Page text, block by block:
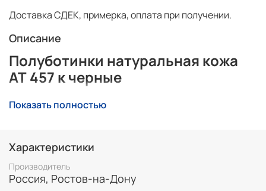
Доставка СДЕК, примерка, оплата при получении.
Описание
Полуботинки натуральная кожа
AT 457 к черные
Универсальные модели из натуральной кожи
прекрасно подходят практически для любой погоды.
Есть достойные модели как на каждый день, так и на
выход.
Показать полностью
Характеристики
Производитель
Россия, Ростов-на-Дону